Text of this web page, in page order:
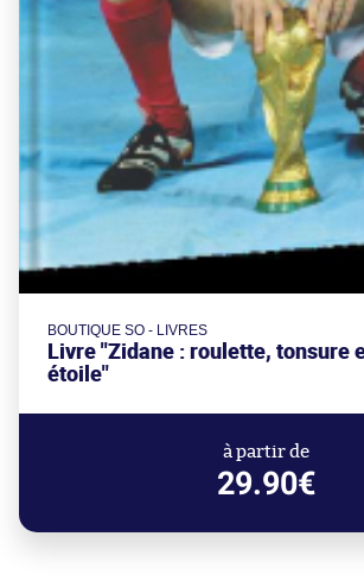
BOUTIQUE SO - LIVRES
Livre "Zidane : roulette, tonsure
étoile"
à partir de
29.90€